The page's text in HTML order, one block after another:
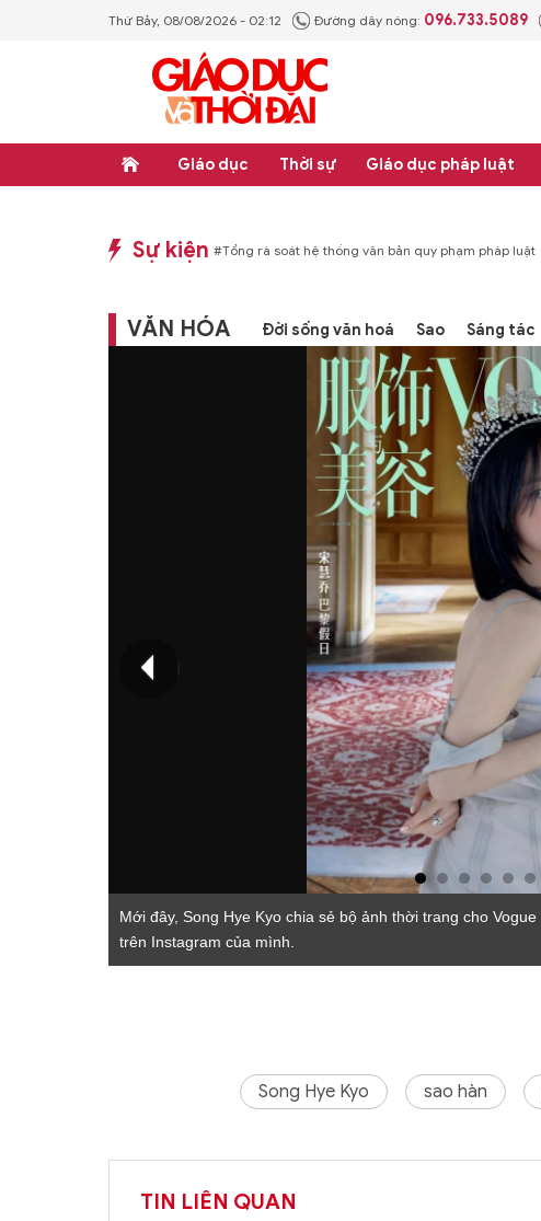
Thứ Bảy, 08/08/2026 - 02:12 Đường dây nóng: 096.733.5089
Giáo dục Thời sự Giáo dục pháp luật
Sự kiện
#Thực học - Thực nghiệp #Tổng rà soát hệ thống văn bản quy phạm pháp luật
VĂN HÓA Đời sống văn hoá Sao Sáng tác
Mới đây, Song Hye Kyo chia sẻ bộ ảnh thời trang cho
trên Instagram của mình.
Song Hye Kyo sao hàn
TIN LIÊN QUAN